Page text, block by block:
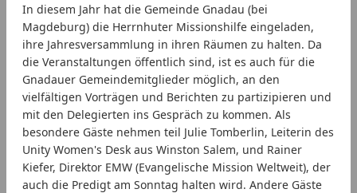
In diesem Jahr hat die Gemeinde Gnadau (bei
Magdeburg) die Herrnhuter Missionshilfe eingeladen,
ihre Jahresversammlung in ihren Räumen zu halten. Da
die Veranstaltungen öffentlich sind, ist es auch für die
Gnadauer Gemeindemitglieder möglich, an den
vielfältigen Vorträgen und Berichten zu partizipieren und
mit den Delegierten ins Gespräch zu kommen. Als
besondere Gäste nehmen teil Julie Tomberlin, Leiterin des
Unity Women's Desk aus Winston Salem, und Rainer
Kiefer, Direktor EMW (Evangelische Mission Weltweit), der
auch die Predigt am Sonntag halten wird. Andere Gäste